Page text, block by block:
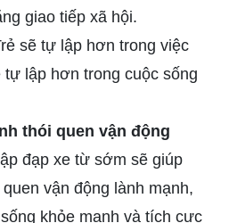
giao tiếp xã hội.
sẽ tự lập hơn trong việc
tự lập hơn trong cuộc sống
thói quen vận động
đạp xe từ sớm sẽ giúp
vận động lành mạnh,
khỏe mạnh và tích cực